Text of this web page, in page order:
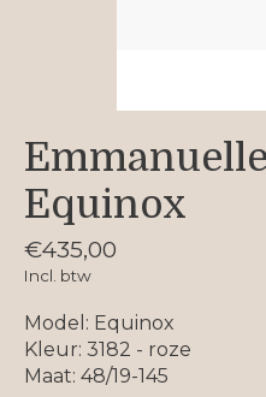
Equinox
€435,00
Incl. btw
Model: Equinox
Kleur: 3182 - roze
Maat: 48/19-145